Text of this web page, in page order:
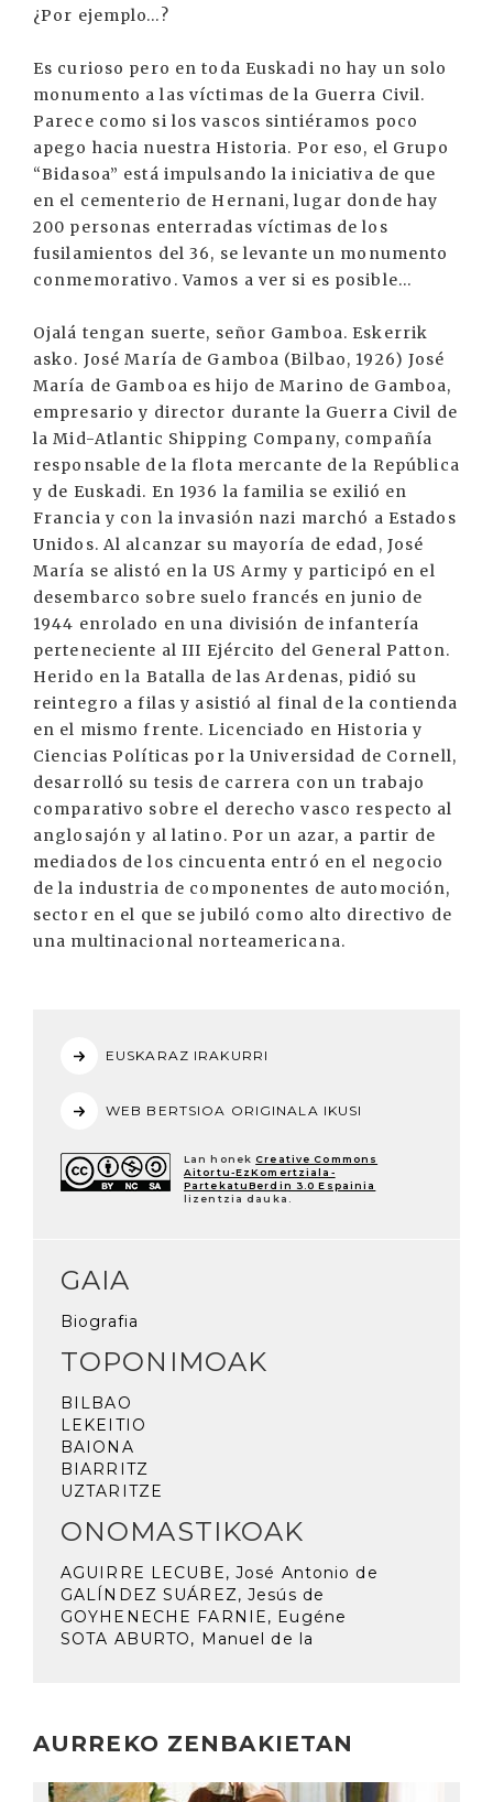
¿Por ejemplo…?
Es curioso pero en toda Euskadi no hay un solo
monumento a las víctimas de la Guerra Civil.
Parece como si los vascos sintiéramos poco
apego hacia nuestra Historia. Por eso, el Grupo
“Bidasoa” está impulsando la iniciativa de que
en el cementerio de Hernani, lugar donde hay
200 personas enterradas víctimas de los
fusilamientos del 36, se levante un monumento
conmemorativo. Vamos a ver si es posible…
Ojalá tengan suerte, señor Gamboa. Eskerrik
asko. José María de Gamboa (Bilbao, 1926) José
María de Gamboa es hijo de Marino de Gamboa,
empresario y director durante la Guerra Civil de
la Mid-Atlantic Shipping Company, compañía
responsable de la flota mercante de la República
y de Euskadi. En 1936 la familia se exilió en
Francia y con la invasión nazi marchó a Estados
Unidos. Al alcanzar su mayoría de edad, José
María se alistó en la US Army y participó en el
desembarco sobre suelo francés en junio de
1944 enrolado en una división de infantería
perteneciente al III Ejército del General Patton.
Herido en la Batalla de las Ardenas, pidió su
reintegro a filas y asistió al final de la contienda
en el mismo frente. Licenciado en Historia y
Ciencias Políticas por la Universidad de Cornell,
desarrolló su tesis de carrera con un trabajo
comparativo sobre el derecho vasco respecto al
anglosajón y al latino. Por un azar, a partir de
mediados de los cincuenta entró en el negocio
de la industria de componentes de automoción,
sector en el que se jubiló como alto directivo de
una multinacional norteamericana.
EUSKARAZ IRAKURRI
WEB BERTSIOA ORIGINALA IKUSI
Lan honek Creative Commons
Aitortu-EzKomertziala-
PartekatuBerdin 3.0 Espainia
lizentzia dauka.
GAIA
Biografia
TOPONIMOAK
BILBAO
LEKEITIO
BAIONA
BIARRITZ
UZTARITZE
ONOMASTIKOAK
AGUIRRE LECUBE, José Antonio de
GALÍNDEZ SUÁREZ, Jesús de
GOYHENECHE FARNIE, Eugéne
SOTA ABURTO, Manuel de la
AURREKO ZENBAKIETAN
Irakurri